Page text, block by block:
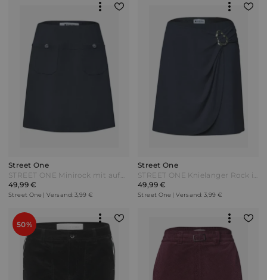
Street One
STREET ONE Minirock mit aufgesetzten Taschen - darkest blue Blau
49,99 €
Street One | Versand: 3,99 €
Street One
STREET ONE Knielanger Rock in Wickel-Optik - darkest blue Blau
49,99 €
Street One | Versand: 3,99 €
50%